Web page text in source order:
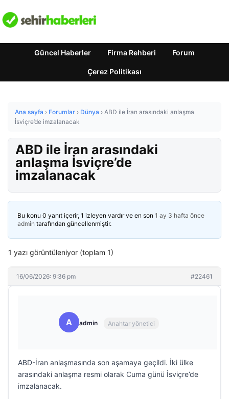
Güncel Haberler Firma Rehberi Forum
Çerez Politikası
Ana sayfa › Forumlar › Dünya › ABD ile İran arasındaki anlaşma
İsviçre’de imzalanacak
ABD ile İran arasındaki
anlaşma İsviçre’de
imzalanacak
Bu konu 0 yanıt içerir, 1 izleyen vardır ve en son 1 ay 3 hafta önce
admin tarafından güncellenmiştir.
1 yazı görüntüleniyor (toplam 1)
16/06/2026: 9:36 pm #22461
A admin Anahtar yönetici
ABD-İran anlaşmasında son aşamaya geçildi. İki ülke
arasındaki anlaşma resmi olarak Cuma günü İsviçre’de
imzalanacak.